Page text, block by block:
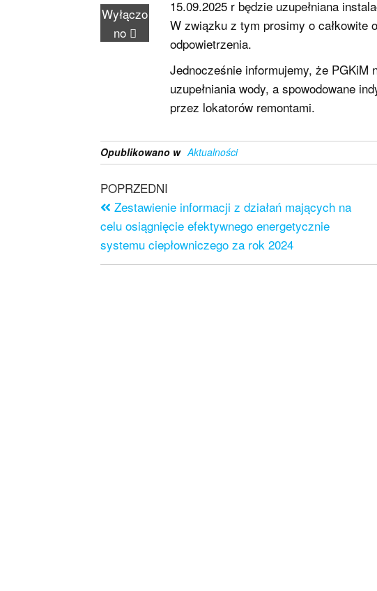
Wyłączo
no
15.09.2025 r będzie uzupełniana
W związku z tym prosimy o całkowite
odpowietrzenia.
Jednocześnie informujemy, że PGKiM
uzupełniania wody, a spowodowane
przez lokatorów remontami.
Opublikowano w Aktualności
POPRZEDNI
Zestawienie informacji z działań mających na
celu osiągnięcie efektywnego energetycznie
systemu ciepłowniczego za rok 2024